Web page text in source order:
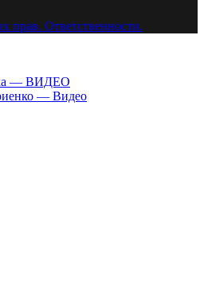
прав. Ответственности.
— ВИДЕО
— Видео